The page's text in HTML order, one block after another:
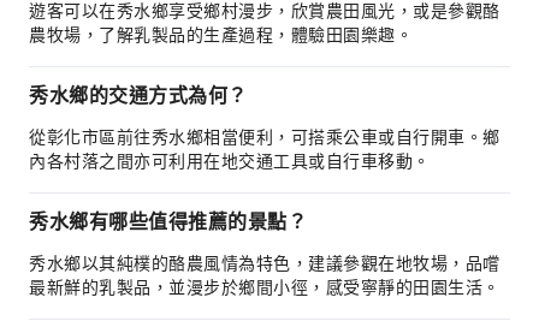
遊客可以在秀水鄉享受鄉村漫步，欣賞農田風光，或是參觀酪
農牧場，了解乳製品的生產過程，體驗田園樂趣。
秀水鄉的交通方式為何？
從彰化市區前往秀水鄉相當便利，可搭乘公車或自行開車。鄉
內各村落之間亦可利用在地交通工具或自行車移動。
秀水鄉有哪些值得推薦的景點？
秀水鄉以其純樸的酪農風情為特色，建議參觀在地牧場，品嚐
最新鮮的乳製品，並漫步於鄉間小徑，感受寧靜的田園生活。